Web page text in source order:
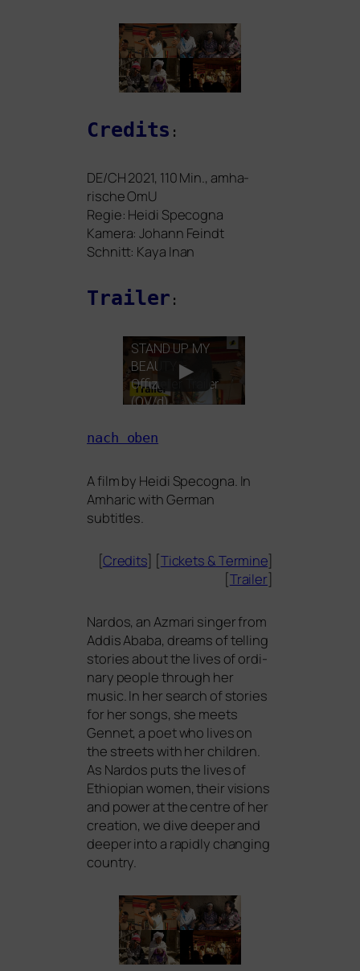
Credits :
DE/CH2021, 110 Min., amha­
rischeOmU
Regie: Heidi Specogna
Kamera: Johann Feindt
Schnitt: Kaya Inan
Trailer :
STAND UP MY
BEAUTY
–
Offizieller Trailer
(OV/d)
nach oben
A film by Heidi Specogna. In
Amharic with German
subtitles.
[Credits] [Tickets &Termine]
[Trailer]
Nardos, an Azmari sin­ger from
Addis Ababa, dreams of tel­ling
sto­ries about the lives of ordi­
na­ry peo­p­le through her
music. In her search of sto­ries
for her songs, she meets
Gennet, a poet who lives on
the streets with her child­ren.
As Nardos puts the lives of
Ethiopian women, their visi­ons
and power at the cent­re of her
crea­ti­on, we dive deeper and
deeper into a rapidly chan­ging
country.